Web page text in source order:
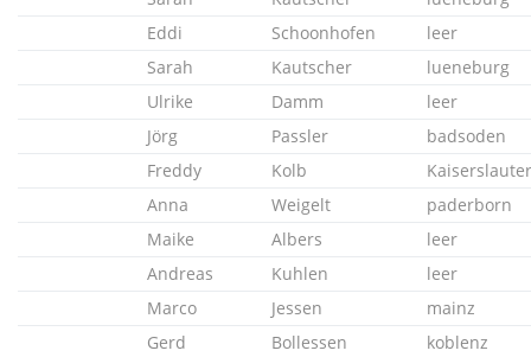
Eddi
Schoonhofen
leer
Sarah
Kautscher
lueneburg
Ulrike
Damm
leer
Jörg
Passler
badsoden
Freddy
Kolb
Anna
Weigelt
paderborn
Maike
Albers
leer
Andreas
Kuhlen
leer
Marco
Jessen
mainz
Gerd
Bollessen
koblenz